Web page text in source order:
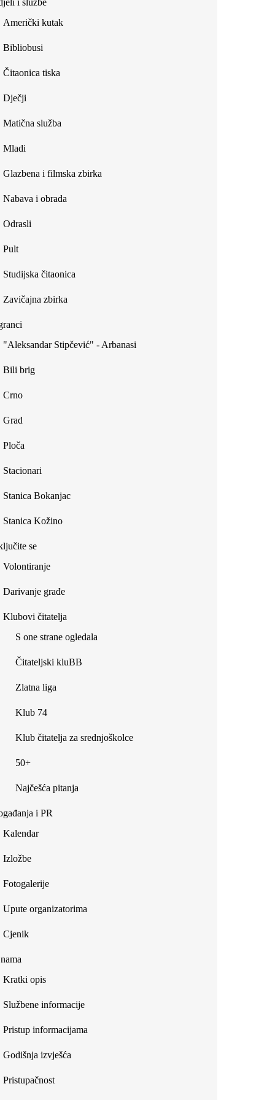
external)
i službe
Američki kutak
Bibliobusi
Čitaonica tiska
Dječji
Matična služba
Mladi
Glazbena i filmska zbirka
Nabava i obrada
Odrasli
Pult
Studijska čitaonica
Zavičajna zbirka
"Aleksandar Stipčević" - Arbanasi
Bili brig
Crno
Grad
Ploča
Stacionari
Stanica Bokanjac
Stanica Kožino
se
Volontiranje
Darivanje građe
Klubovi čitatelja
S one strane ogledala
Čitateljski kluBB
Zlatna liga
Klub 74
Klub čitatelja za srednjoškolce
50+
Najčešća pitanja
i PR
Kalendar
Izložbe
Fotogalerije
Upute organizatorima
Cjenik
Kratki opis
Službene informacije
Pristup informacijama
Godišnja izvješća
Pristupačnost